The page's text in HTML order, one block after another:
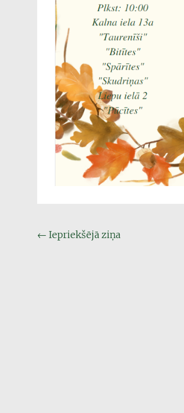
Post
← Iepriekšējā ziņa